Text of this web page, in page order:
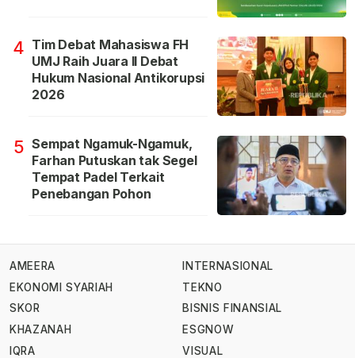
4 Tim Debat Mahasiswa FH
UMJ Raih Juara II Debat
Hukum Nasional Antikorupsi
2026
5 Sempat Ngamuk-Ngamuk,
Farhan Putuskan tak Segel
Tempat Padel Terkait
Penebangan Pohon
AMEERA
EKONOMI SYARIAH
SKOR
KHAZANAH
IQRA
INTERNASIONAL
TEKNO
BISNIS FINANSIAL
ESGNOW
VISUAL